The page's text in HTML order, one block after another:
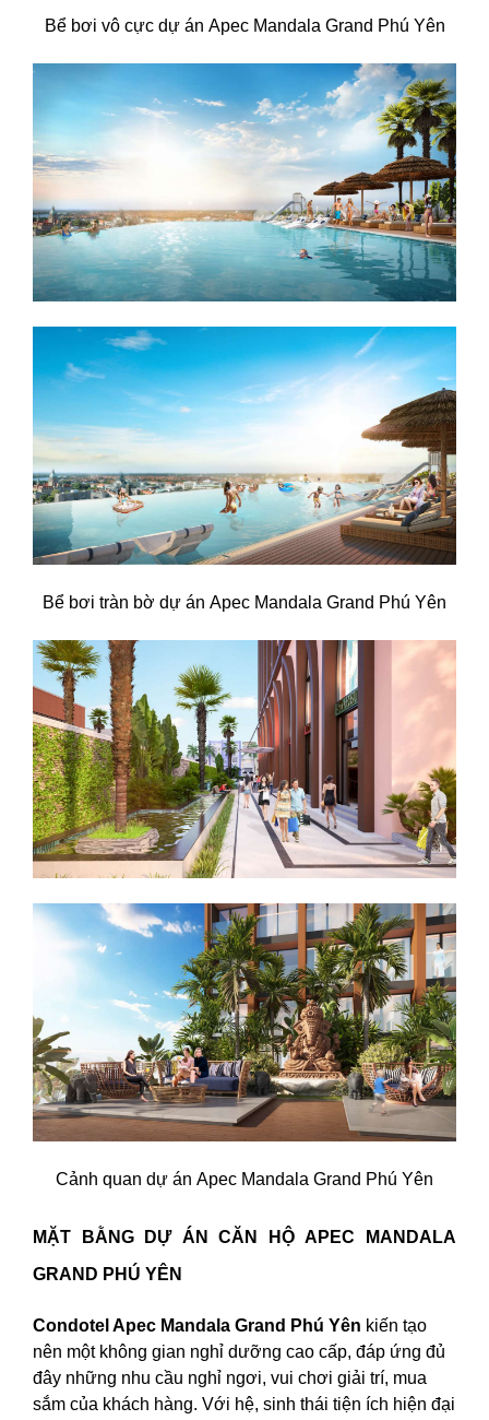
Bể bơi vô cực dự án Apec Mandala Grand Phú Yên
Bể bơi tràn bờ dự án Apec Mandala Grand Phú Yên
Cảnh quan dự án Apec Mandala Grand Phú Yên
MẶT BẰNG DỰ ÁN CĂN HỘ APEC MANDALA
GRAND PHÚ YÊN
Condotel Apec Mandala Grand Phú Yên kiến tạo
nên một không gian nghỉ dưỡng cao cấp, đáp ứng đủ
đây những nhu cầu nghỉ ngơi, vui chơi giải trí, mua
sắm của khách hàng. Với hệ, sinh thái tiện ích hiện đại